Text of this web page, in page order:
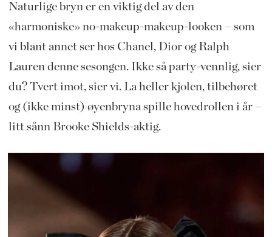
Naturlige bryn er en viktig del av den
«harmoniske» no-makeup-makeup-looken – som
vi blant annet ser hos Chanel, Dior og Ralph
Lauren denne sesongen. Ikke så party-vennlig, sier
du? Tvert imot, sier vi. La heller kjolen, tilbehøret
og (ikke minst) øyenbryna spille hovedrollen i år –
litt sånn Brooke Shields-aktig.